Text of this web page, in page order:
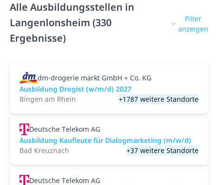
Alle Ausbildungsstellen in
Langenlonsheim (330
Ergebnisse)
Filter
anzeigen
dm-drogerie markt GmbH + Co. KG
Ausbildung Drogist (w/m/d) 2027
Bingen am Rhein
+1787 weitere Standorte
Deutsche Telekom AG
Ausbildung Kaufleute für Dialogmarketing (m/w/d)
Bad Kreuznach
+37 weitere Standorte
Deutsche Telekom AG